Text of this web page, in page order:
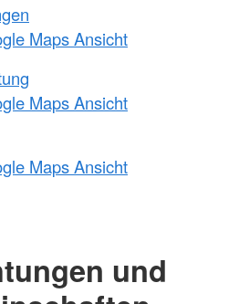
Maps Ansicht
Maps Ansicht
Maps Ansicht
und